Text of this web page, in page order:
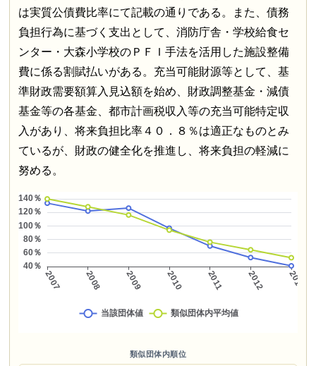
は実質公債費比率にて記載の通りである。また、債務
負担行為に基づく支出として、消防庁舎・学校給食セ
ンター・大森小学校のＰＦＩ手法を活用した施設整備
費に係る割賦払いがある。充当可能財源等として、基
準財政需要額算入見込額を始め、財政調整基金・減債
基金等の各基金、都市計画税収入等の充当可能特定収
入があり、将来負担比率４０．８％は適正なものとみ
ているが、財政の健全化を推進し、将来負担の軽減に
努める。
類似団体内順位